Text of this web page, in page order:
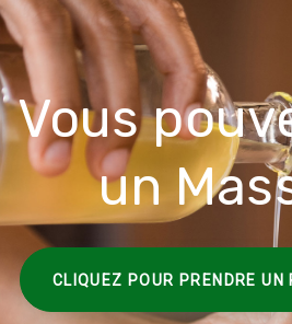
Vous
un
CLIQUEZ POUR PRENDRE